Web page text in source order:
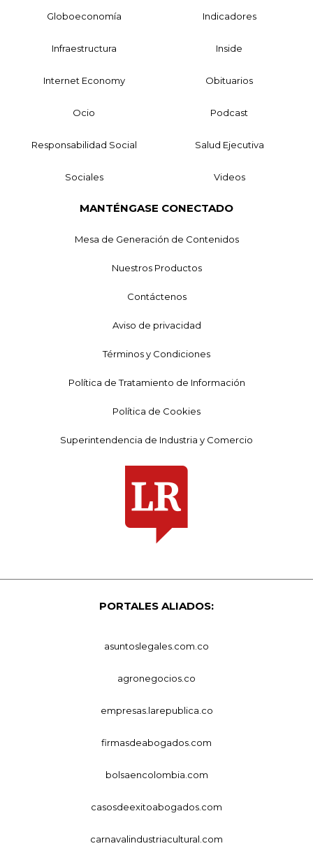
Globoeconomía Indicadores
Infraestructura Inside
Internet Economy Obituarios
Ocio Podcast
Responsabilidad Social Salud Ejecutiva
Sociales Videos
MANTÉNGASE CONECTADO
Mesa de Generación de Contenidos
Nuestros Productos
Contáctenos
Aviso de privacidad
Términos y Condiciones
Política de Tratamiento de Información
Política de Cookies
Superintendencia de Industria y Comercio
PORTALES ALIADOS:
asuntoslegales.com.co
agronegocios.co
empresas.larepublica.co
firmasdeabogados.com
bolsaencolombia.com
casosdeexitoabogados.com
carnavalindustriacultural.com